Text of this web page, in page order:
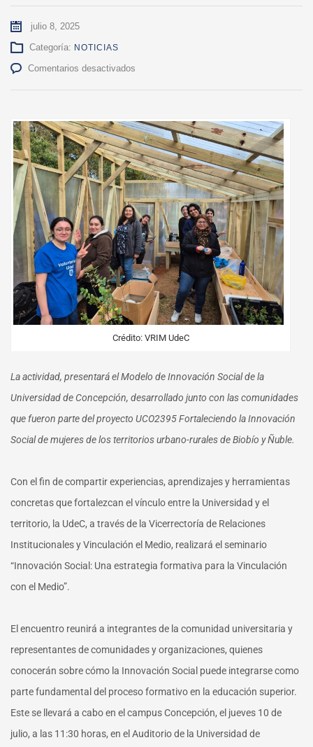
julio 8, 2025
Categoría: NOTICIAS
Comentarios desactivados
sobre
Innovación
Social
como
estrategia
formativa
para
la
Vinculación
con
el
Medio
Crédito: VRIM UdeC
La actividad, presentará el Modelo de Innovación Social de la
Universidad de Concepción, desarrollado junto con las comunidades
que fueron parte del proyecto UCO2395 Fortaleciendo la Innovación
Social de mujeres de los territorios urbano-rurales de Biobío y Ñuble.
Con el fin de compartir experiencias, aprendizajes y herramientas
concretas que fortalezcan el vínculo entre la Universidad y el
territorio, la UdeC, a través de la Vicerrectoría de Relaciones
Institucionales y Vinculación el Medio, realizará el seminario
“Innovación Social: Una estrategia formativa para la Vinculación
con el Medio”.
El encuentro reunirá a integrantes de la comunidad universitaria y
representantes de comunidades y organizaciones, quienes
conocerán sobre cómo la Innovación Social puede integrarse como
parte fundamental del proceso formativo en la educación superior.
Este se llevará a cabo en el campus Concepción, el jueves 10 de
julio, a las 11:30 horas, en el Auditorio de la Universidad de